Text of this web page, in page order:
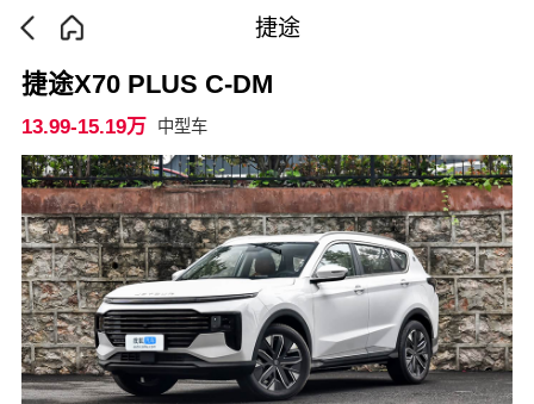
捷途
捷途X70 PLUS C-DM
13.99-15.19万 中型车